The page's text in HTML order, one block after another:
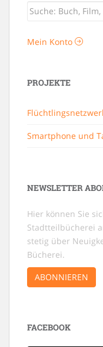
Mein Konto
PROJEKTE
Smartphone und
NEWSLETTER
Hier können Sie
Stadtteilbücherei
stetig über
Bücherei.
ABONNIEREN
FACEBOOK